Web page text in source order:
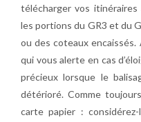
télécharger vos
les portions du GR3 et du
ou des coteaux
qui vous alerte en cas
précieux lorsque le
détérioré. Comme
carte papier :